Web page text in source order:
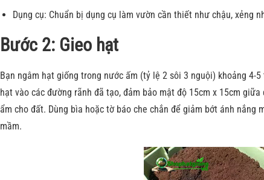
Dụng cụ: Chuẩn bị dụng cụ làm vườn cần thiết như chậu, xẻng
Bước 2: Gieo hạt
Bạn ngâm hạt giống trong nước ấm (tỷ lệ 2 sôi 3 nguội) khoảng
hạt vào các đường rãnh đã tạo, đảm bảo mật độ 15cm x 15cm
ẩm cho đất. Dùng bìa hoặc tờ báo che chắn để giảm bớt ánh
mầm.